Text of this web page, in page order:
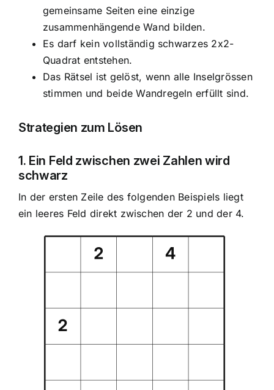
gemeinsame Seiten eine einzige
zusammenhängende Wand bilden.
Es darf kein vollständig schwarzes 2x2-
Quadrat entstehen.
Das Rätsel ist gelöst, wenn alle Inselgrössen
stimmen und beide Wandregeln erfüllt sind.
Strategien zum Lösen
1. Ein Feld zwischen zwei Zahlen wird
schwarz
In der ersten Zeile des folgenden Beispiels liegt
ein leeres Feld direkt zwischen der 2 und der 4.